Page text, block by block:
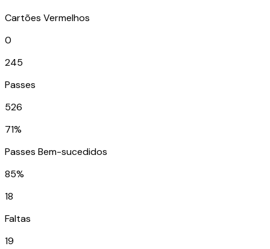
Cartões Vermelhos
0
245
Passes
526
71%
Passes Bem-sucedidos
85%
18
Faltas
19